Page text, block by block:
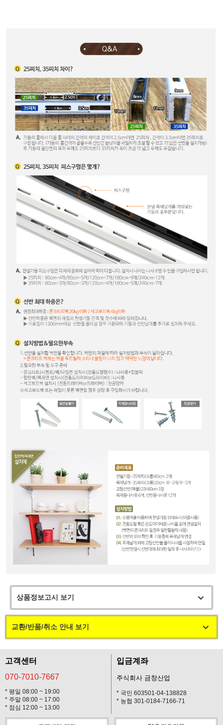
상품정보고시 보기
교환/반품/취소 안내 보기
고객센터
070-7010-7667
* 평일 08:00 ~ 19:00
* 주말 08:00 ~ 17:00
* 점심 12:00 ~ 13:00
입금계좌
주식회사 금창산업
* 국민 603501-04-138828
* 농협 301-0184-7166-71